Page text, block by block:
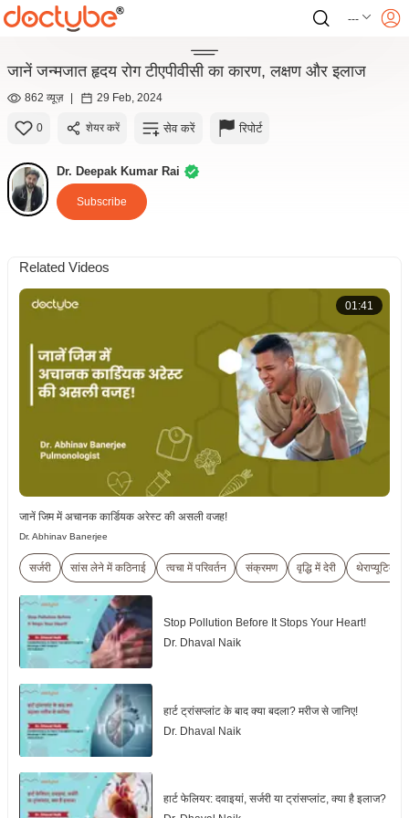
---
जानें जन्मजात हृदय रोग टीएपीवीसी का कारण, लक्षण और इलाज
862 व्यूज़ | 29 Feb, 2024
0 शेयर करें सेव करें रिपोर्ट
Dr. Deepak Kumar Rai
Subscribe
Related Videos
01:41
जानें जिम में अचानक कार्डियक अरेस्ट की असली वजह!
Dr. Abhinav Banerjee
सर्जरी सांस लेने में कठिनाई त्वचा में परिवर्तन संक्रमण वृद्धि में देरी थेराप्यूटिक
Stop Pollution Before It Stops Your Heart!
Dr. Dhaval Naik
हार्ट ट्रांसप्लांट के बाद क्या बदला? मरीज से जानिए!
Dr. Dhaval Naik
हार्ट फेलियर: दवाइयां, सर्जरी या ट्रांसप्लांट, क्या है इलाज?